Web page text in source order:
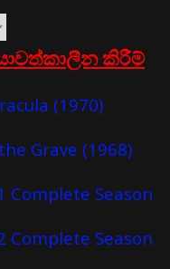
කිරීම්
(1970)
Grave (1968)
Complete Season
Complete Season